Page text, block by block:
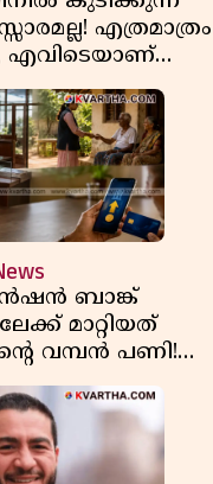
എത്രമാത്രം
എവിടെയാണ്
രഹസ്യങ്ങൾ
ബാങ്ക്
മാറ്റിയത്
വമ്പൻ പണി!
വലിയ തിരിച്ചടി
ജനകീയ